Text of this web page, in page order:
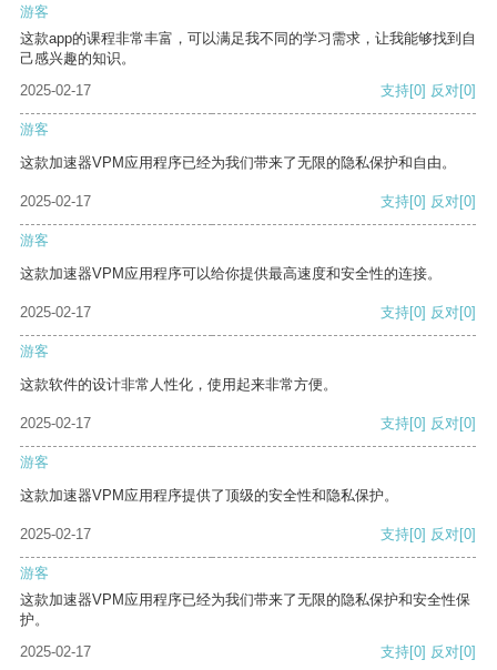
游客
这款app的课程非常丰富，可以满足我不同的学习需求，让我能够找到自
己感兴趣的知识。
2025-02-17
支持[0] 反对[0]
游客
这款加速器VPM应用程序已经为我们带来了无限的隐私保护和自由。
2025-02-17 支持[0] 反对[0]
游客
这款加速器VPM应用程序可以给你提供最高速度和安全性的连接。
2025-02-17 支持[0] 反对[0]
游客
这款软件的设计非常人性化，使用起来非常方便。
2025-02-17 支持[0] 反对[0]
游客
这款加速器VPM应用程序提供了顶级的安全性和隐私保护。
2025-02-17 支持[0] 反对[0]
游客
这款加速器VPM应用程序已经为我们带来了无限的隐私保护和安全性保
护。
2025-02-17
支持[0] 反对[0]